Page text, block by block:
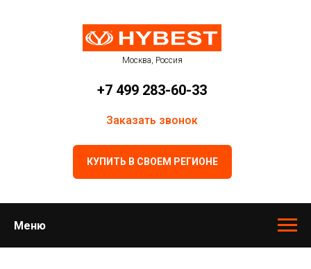
Москва, Россия
+7 499 283-60-33
Заказать звонок
КУПИТЬ В СВОЕМ РЕГИОНЕ
Меню